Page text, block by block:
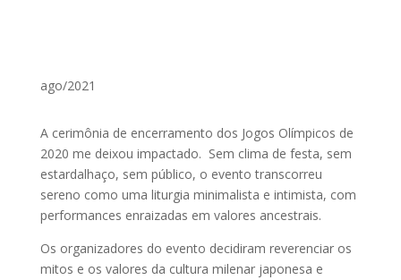
ago/2021
A cerimônia de encerramento dos Jogos Olímpicos de
2020 me deixou impactado. Sem clima de festa, sem
estardalhaço, sem público, o evento transcorreu
sereno como uma liturgia minimalista e intimista, com
performances enraizadas em valores ancestrais.
Os organizadores do evento decidiram reverenciar os
mitos e os valores da cultura milenar japonesa e